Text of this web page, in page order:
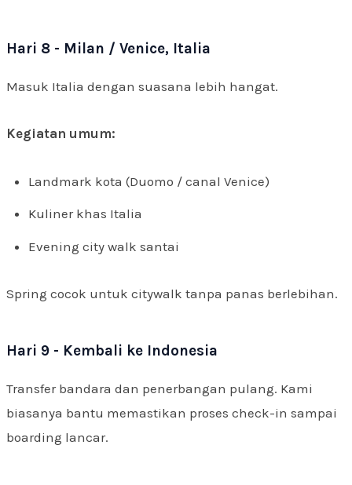
Hari 8 - Milan / Venice, Italia
Masuk Italia dengan suasana lebih hangat.
Kegiatan umum:
Landmark kota (Duomo / canal Venice)
Kuliner khas Italia
Evening city walk santai
Spring cocok untuk citywalk tanpa panas berlebihan.
Hari 9 - Kembali ke Indonesia
Transfer bandara dan penerbangan pulang. Kami
biasanya bantu memastikan proses check-in sampai
boarding lancar.